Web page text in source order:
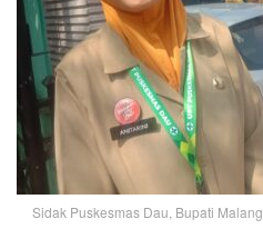
Sidak Puskesmas Dau, Bupati Malang